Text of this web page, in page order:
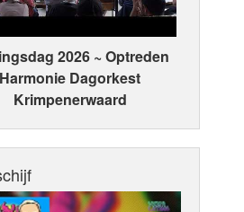
2026 ~ Optreden
Harmonie Dagorkest
Krimpenerwaard